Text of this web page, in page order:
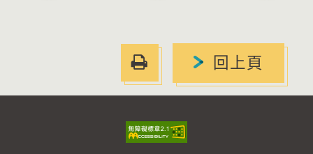
善
列
回上頁